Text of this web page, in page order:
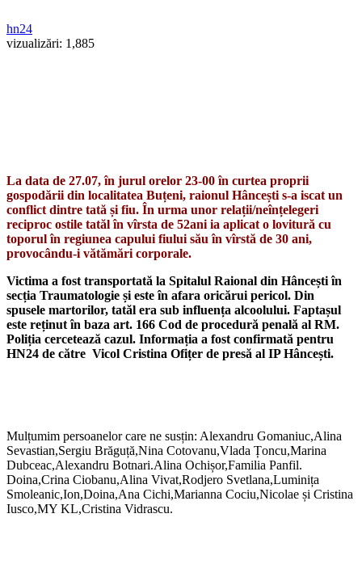
hn24
vizualizări: 1,885
La data de 27.07, în jurul orelor 23-00 în curtea proprii
gospodării din localitatea Buțeni, raionul Hâncești s-a iscat un
conflict dintre tată și fiu. În urma unor relații/neînțelegeri
reciproc ostile tatăl în vîrsta de 52ani ia aplicat o lovitură cu
toporul în regiunea capului fiului său în vîrstă de 30 ani,
provocându-i vătămări corporale.
Victima a fost transportată la Spitalul Raional din Hâncești în
secția Traumatologie și este în afara oricărui pericol. Din
spusele martorilor, tatăl era sub influența alcoolului. Faptașul
este reținut în baza art. 166 Cod de procedură penală al RM.
Poliția cercetează cazul. Informația a fost confirmată pentru
HN24 de către Vicol Cristina Ofițer de presă al IP Hâncești.
Mulțumim persoanelor care ne susțin: Alexandru Gomaniuc,Alina
Sevastian,Sergiu Brăguță,Nina Cotovanu,Vlada Țoncu,Marina
Dubceac,Alexandru Botnari.Alina Ochișor,Familia Panfil.
Doina,Crina Ciobanu,Alina Vivat,Rodjero Svetlana,Luminița
Smoleanic,Ion,Doina,Ana Cichi,Marianna Cociu,Nicolae și Cristina
Iusco,MY KL,Cristina Vidrascu.